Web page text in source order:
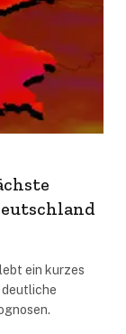
ein kurzes